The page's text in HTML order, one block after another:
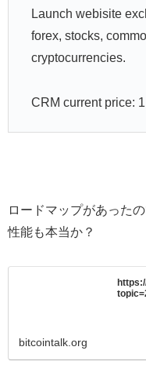
Launch webisite
forex, stocks,
cryptocurrencies.
CRM current price:
ロードマップがあった
性能も本当か？
bitcointalk.org